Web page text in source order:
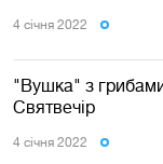
4 сiчня 2022
"Вушка" з
Святвечір
4 сiчня 2022